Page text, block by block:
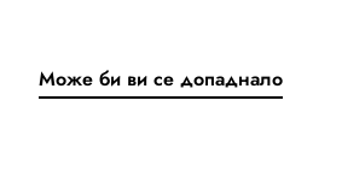
Може би ви се допаднало